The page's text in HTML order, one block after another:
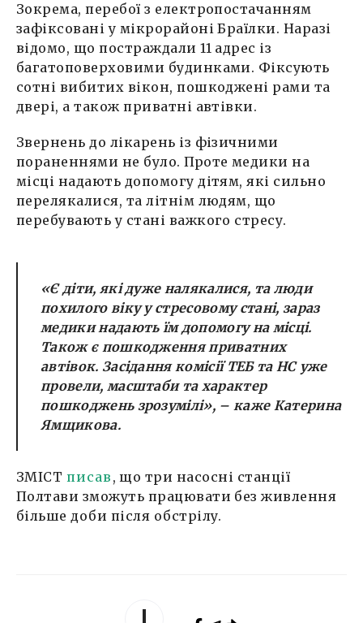
Зокрема, перебої з електропостачанням
зафіксовані у мікрорайоні Браїлки. Наразі
відомо, що постраждали 11 адрес із
багатоповерховими будинками. Фіксують
сотні вибитих вікон, пошкоджені рами та
двері, а також приватні автівки.
Звернень до лікарень із фізичними
пораненнями не було. Проте медики на
місці надають допомогу дітям, які сильно
перелякалися, та літнім людям, що
перебувають у стані важкого стресу.
«Є діти, які дуже налякалися, та люди
похилого віку у стресовому стані, зараз
медики надають їм допомогу на місці.
Також є пошкодження приватних
автівок. Засідання комісії ТЕБ та НС уже
провели, масштаби та характер
пошкоджень зрозумілі», – каже Катерина
Ямщикова.
ЗМІСТ писав , що три насосні станції
Полтави зможуть працювати без живлення
більше доби після обстрілу.